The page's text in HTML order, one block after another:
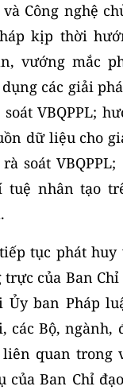
và Công nghệ
kịp thời
vướng mắc
các giải
VBQPPL;
dữ liệu cho
soát
nhân tạo
tục phát huy
của Ban Chỉ
Ủy ban Pháp
các Bộ, ngành,
liên quan trong
của Ban Chỉ